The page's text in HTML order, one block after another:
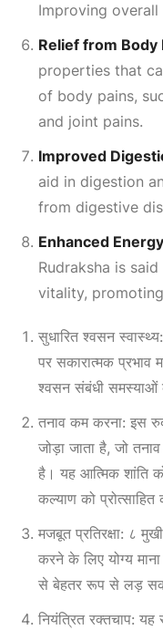
Improving overall
Relief from Body
properties that
of body pains,
and joint pains.
Improved
aid in digestion
from digestive
Enhanced
Rudraksha is
vitality,
सुधारित श्वसन
पर सकारात्मक प्रभाव
श्वसन संबंधी
तनाव कम करना: इस
जोड़ा जाता है, जो
है। यह आत्मिक शांति
कल्याण को प्रोत्साहित
मजबूत प्रतिरक्षा: ८
करने के लिए योग्य
से बेहतर रूप से लड़
नियंत्रित रक्तचाप: यह